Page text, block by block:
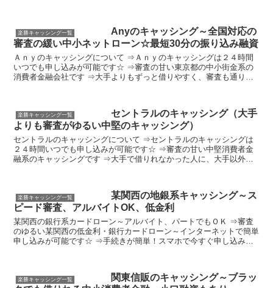
楽勝キャッシング一覧
Anyのキャッシング～全国対応の
審査の緩い中小ネットローン☆最短30分の振り込み融資
Ａｎｙのキャッシングについて ⇒Ａｎｙのキャッシングは２４時間
いつでも申し込みが可能です☆ ⇒審査の甘い東京都の中小街金系の
消費者金融会社です ⇒大手よりもずっと借りやすく、審査も通りや
楽勝キャッシング一覧
セントラルのキャッシング（大手
よりも審査がゆるい中堅のキャッシング）
セントラルのキャッシングについて ⇒セントラルのキャッシングは
２４時間いつでも申し込みが可能です☆ ⇒審査の甘い中堅消費者金
融系のキャッシングです ⇒大手で借りれなかった人に、大手以外で
楽勝キャッシング一覧
某関西の地銀系キャッシング～ス
ピード審査、アルバイトOK、低金利
某関西の銀行系カードローン～アルバイト、パートでもＯＫ ⇒審査
のゆるい某関西の低金利・銀行カードローン～インターネットで簡単
申し込みが可能です☆ ⇒手続きが簡単！スマホで今すぐ申し込みＯ
楽勝キャッシング一覧
関東信販のキャッシング～ブラッ